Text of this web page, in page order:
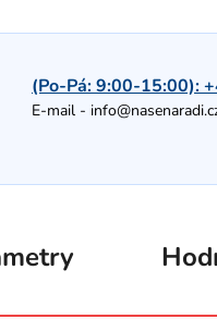
(Po-Pá: 9:00-15:00):
E-mail -